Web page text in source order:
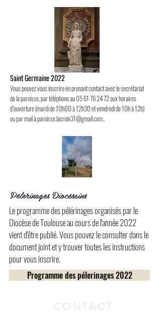
Saint Germaine 2022
Vous pouvez vous inscrire en prenant contact avec le secrétariat
de la paroisse, par téléphone au05 61 76 24 72aux horaires
d’ouverture (mardi de 10h00 à 12h30 et vendredi de 10h à 12h)
ou par mail àparoisse.lacroix31@gmail.com..
Pèlerinages Diocésains
Le programme des pélérinages organisés par le
Diocèse de Toulouse au cours de l'année 2022
vient d'être publié. Vous pouvez le consulter dans le
document joint et y trouver toutes les instructions
pour vous inscrire.
Programme des pélerinages 2022
CONTACT